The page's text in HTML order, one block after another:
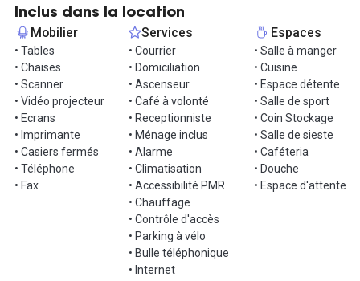
Services:
- Wifi haut débit illimité,
- Café, thé et thé chai indien,
- Assistance Internet dédiée,
- Accès H24 7j/7 Accueil du lundi au vendredi de 8h30 à 19h,
- Distribution quotidienne du courrier,
- Ménage quotidien,
- Parking à vélos Abo,
- 100 copies N&B / pers 50 copies couleurs / pers,
- 4 crédits de salle de réunion / pers / mois,
- Domiciliation (hors frais de dossier).
Inclus dans la location
Mobilier
• Tables
• Chaises
• Scanner
• Vidéo projecteur
• Ecrans
• Imprimante
• Casiers fermés
• Téléphone
• Fax
Services
• Courrier
• Domiciliation
• Ascenseur
• Café à volonté
• Receptionniste
• Ménage inclus
• Alarme
• Climatisation
• Accessibilité PMR
• Chauffage
• Contrôle d'accès
• Parking à vélo
• Bulle téléphonique
• Internet
Espaces
• Salle à manger
• Cuisine
• Espace détente
• Salle de sport
• Coin Stockage
• Salle de sieste
• Caféteria
• Douche
• Espace d'attente